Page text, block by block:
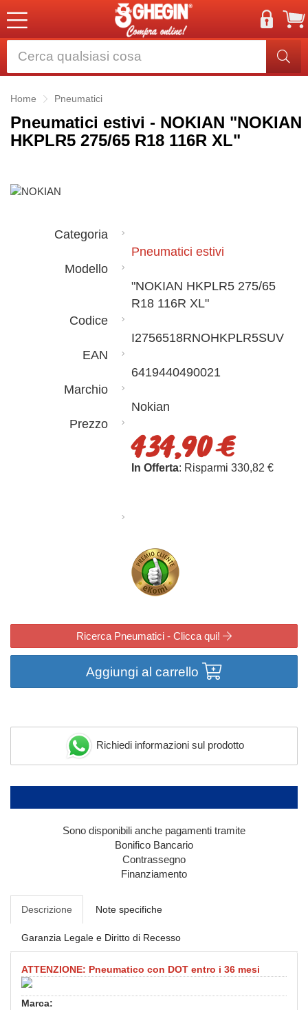
Home Pneumatici
Pneumatici estivi - NOKIAN "NOKIAN
HKPLR5 275/65 R18 116R XL"
Categoria
Pneumatici estivi
Modello
"NOKIAN HKPLR5 275/65
R18 116R XL"
Codice
I2756518RNOHKPLR5SUV
EAN
6419440490021
Marchio
Nokian
Prezzo
434,90 €
In Offerta: Risparmi 330,82 €
Ricerca Pneumatici - Clicca qui!
Aggiungi al carrello
Richiedi informazioni sul prodotto
Sono disponibili anche pagamenti tramite
Bonifico Bancario
Contrassegno
Finanziamento
Descrizione Note specifiche
Garanzia Legale e Diritto di Recesso
ATTENZIONE: Pneumatico con DOT entro i 36 mesi
Marca: